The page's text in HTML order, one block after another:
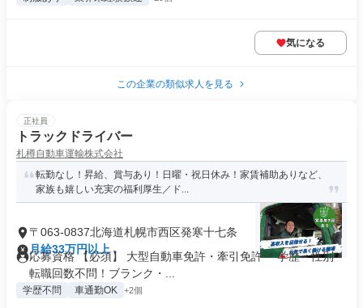
気になる
この企業の類似求人を見る
正社員
トラックドライバー
札樽自動車運輸株式会社
転勤なし！昇給、賞与あり！日曜・祝日休み！家賃補助ありなど、
家族も嬉しい充実の福利厚生／ド...
〒063-0837北海道札幌市西区発寒十七条
月給33万円以上
応募資格 【必須】 大型自動車免許・牽引免許 ＊学歴・性別・
転職回数不問！ブランク・...
学歴不問 車通勤OK +2個